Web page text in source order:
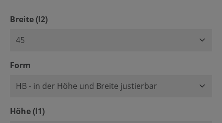
Breite (l2)auswählen
Form
Höhe (l1)auswählen